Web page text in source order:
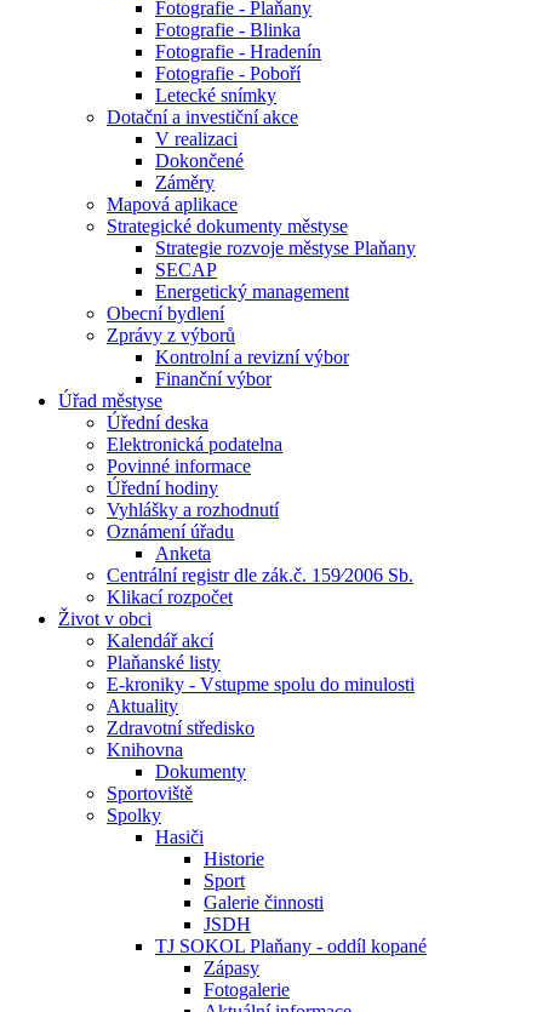
Fotografie - Plaňany
Fotografie - Blinka
Fotografie - Hradenín
Fotografie - Poboří
Letecké snímky
Dotační a investiční akce
V realizaci
Dokončené
Záměry
Mapová aplikace
Strategické dokumenty městyse
Strategie rozvoje městyse Plaňany
SECAP
Energetický management
Obecní bydlení
Zprávy z výborů
Kontrolní a revizní výbor
Finanční výbor
Úřad městyse
Úřední deska
Elektronická podatelna
Povinné informace
Úřední hodiny
Vyhlášky a rozhodnutí
Oznámení úřadu
Anketa
Centrální registr dle zák.č. 159⁄2006 Sb.
Klikací rozpočet
Život v obci
Kalendář akcí
Plaňanské listy
E-kroniky - Vstupme spolu do minulosti
Aktuality
Zdravotní středisko
Knihovna
Dokumenty
Sportoviště
Spolky
Hasiči
Historie
Sport
Galerie činnosti
JSDH
TJ SOKOL Plaňany - oddíl kopané
Zápasy
Fotogalerie